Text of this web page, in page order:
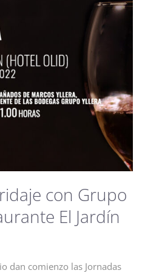
con Grupo
El Jardín
dan comienzo las Jornadas